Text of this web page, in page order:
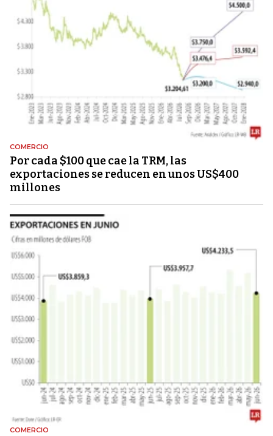
COMERCIO
Por cada $100 que cae la TRM, las
exportaciones se reducen en unos US$400
millones
COMERCIO